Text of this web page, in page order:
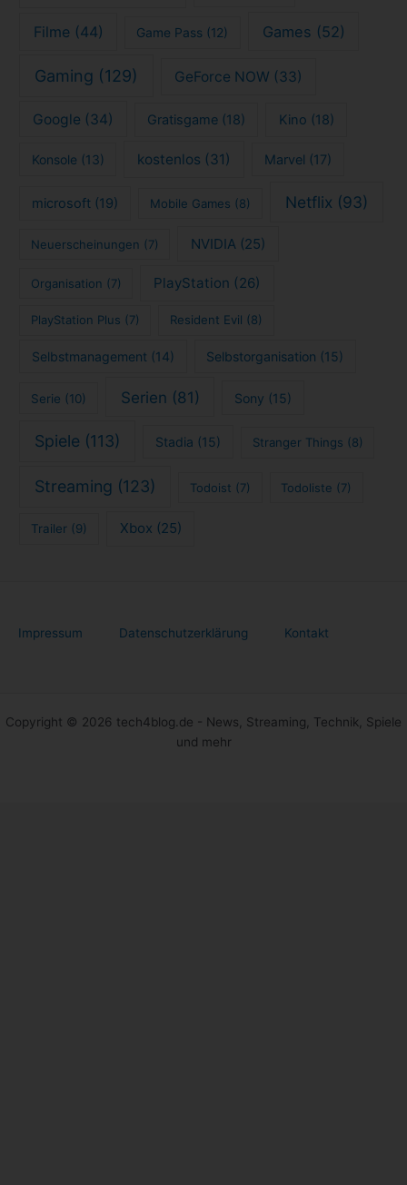
Filme(44) Game Pass (12) Games (52)
Gaming (129) GeForce NOW (33)
Google (34) Gratisgame (18) Kino (18)
Konsole (13) kostenlos (31) Marvel (17)
microsoft (19) Mobile Games (8) Netflix (93)
Neuerscheinungen (7) NVIDIA (25)
Organisation (7) PlayStation (26)
PlayStation Plus (7) Resident Evil (8)
Selbstmanagement (14) Selbstorganisation (15)
Serie (10) Serien (81) Sony (15)
Spiele (113) Stadia (15) Stranger Things (8)
Streaming (123) Todoist (7) Todoliste (7)
Trailer (9) Xbox (25)
Impressum Datenschutzerklärung Kontakt
Copyright © 2026 tech4blog.de - News, Streaming, Technik, Spiele
und mehr